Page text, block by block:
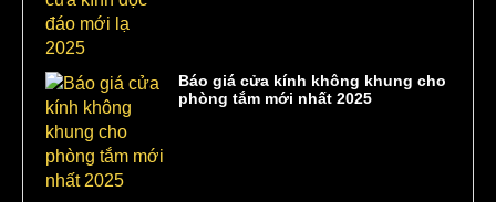
Báo giá cửa kính không khung cho
phòng tắm mới nhất 2025